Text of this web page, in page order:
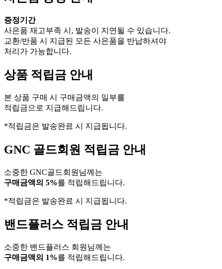
증정기간
사은품 재고부족 시, 발송이 지연될 수 있습니다.
교환/반품 시 지급된 모든 사은품을 반납하셔야
처리가 가능합니다.
상품 적립금 안내
본 상품 구매 시 구매금액의 일부를
적립금으로 지급해드립니다.
*적립금은 발송완료 시 지급됩니다.
GNC 골드회원 적립금 안내
소중한 GNC골드회원님께는
구매금액의 5%를 적립해드립니다.
*적립금은 발송완료 시 지급됩니다.
밴드플러스 적립금 안내
소중한 밴드플러스 회원님께는
구매금액의 1%를 적립해드립니다.